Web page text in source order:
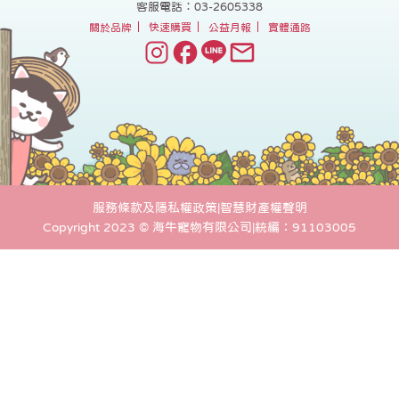
客服電話：03-2605338
關於品牌 快速購買 公益月報 實體通路
Copyright 2023 © 海牛寵物有限公司 統編：91103005
服務條款及隱私權政策 智慧財產權聲明